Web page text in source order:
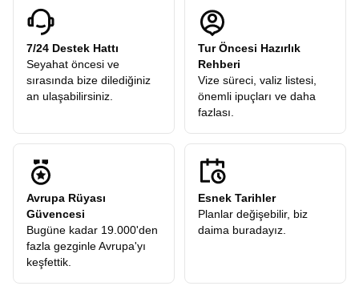
7/24 Destek Hattı
Seyahat öncesi ve
sırasında bize dilediğiniz
an ulaşabilirsiniz.
Tur Öncesi Hazırlık
Rehberi
Vize süreci, valiz listesi,
önemli ipuçları ve daha
fazlası.
Avrupa Rüyası
Güvencesi
Bugüne kadar 19.000'den
fazla gezginle Avrupa'yı
keşfettik.
Esnek Tarihler
Planlar değişebilir, biz
daima buradayız.